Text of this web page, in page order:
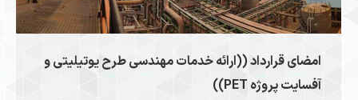
امضای قرارداد ((ارائه خدمات مهندسی طرح یوتیلیتی و
آفسایت پروژه PET))